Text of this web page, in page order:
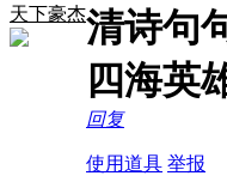
天下豪杰清诗句
四海英
回复
使用道具 举报